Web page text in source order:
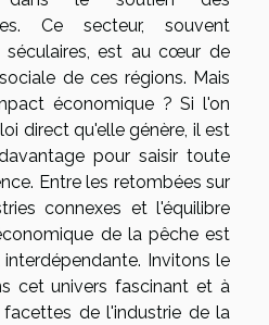
Ce secteur, souvent
séculaires, est au cœur de
de ces régions. Mais
économique ? Si l'on
direct qu'elle génère, il est
pour saisir toute
Entre les retombées sur
connexes et l'équilibre
de la pêche est
Invitons le
cet univers fascinant et à
de l'industrie de la